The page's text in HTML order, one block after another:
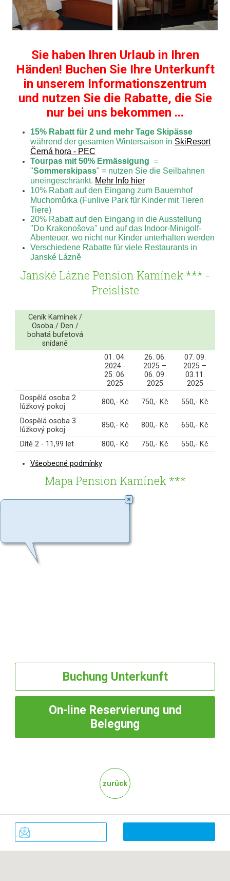
Sie haben Ihren Urlaub in Ihren
Händen! Buchen Sie Ihre Unterkunft
in unserem Informationszentrum
und nutzen Sie die Rabatte, die Sie
nur bei uns bekommen ...
15% Rabatt für 2 und mehr Tage Skipässe
während der gesamten Wintersaison in SkiResort
Černá hora - PEC
Tourpas mit 50% Ermässigung =
"Sommerskipass" = nutzen Sie die Seilbahnen
uneingeschränkt. Mehr Info hier
10% Rabatt auf den Eingang zum Bauernhof
Muchomůrka (Funlive Park für Kinder mit Tieren
Tiere)
20% Rabatt auf den Eingang in die Ausstellung
"Do Krakonošova" und auf das Indoor-Minigolf-
Abenteuer, wo nicht nur Kinder unterhalten werden
Verschiedene Rabatte für viele Restaurants in
Janské Lázně
Janské Lázne Pension Kamínek *** -
Preisliste
Ceník Kamínek /
Osoba / Den /
bohatá bufetová
snídaně
01. 04.
2024 -
25. 06.
2025
26. 06.
2025 –
06. 09.
2025
07. 09.
2025 –
03.11.
2025
Dospělá osoba 2
lůžkový pokoj
800,- Kč 750,- Kč 550,- Kč
Dospělá osoba 3
lůžkový pokoj
850,- Kč 800,- Kč 650,- Kč
Dítě 2 - 11,99 let 800,- Kč 750,- Kč 550,- Kč
Všeobecné podmínky
Mapa Pension Kamínek ***
Buchung Unterkunft
On-line Reservierung und
Belegung
zurück